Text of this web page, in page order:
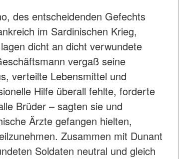
des entscheidenden Gefechts
im Sardinischen Krieg,
dicht an dicht verwundete
vergaß seine
verteilte Lebensmittel und
Hilfe überall fehlte, forderte
Brüder – sagten sie und
Ärzte gefangen hielten,
Zusammen mit Dunant
Soldaten neutral und gleich